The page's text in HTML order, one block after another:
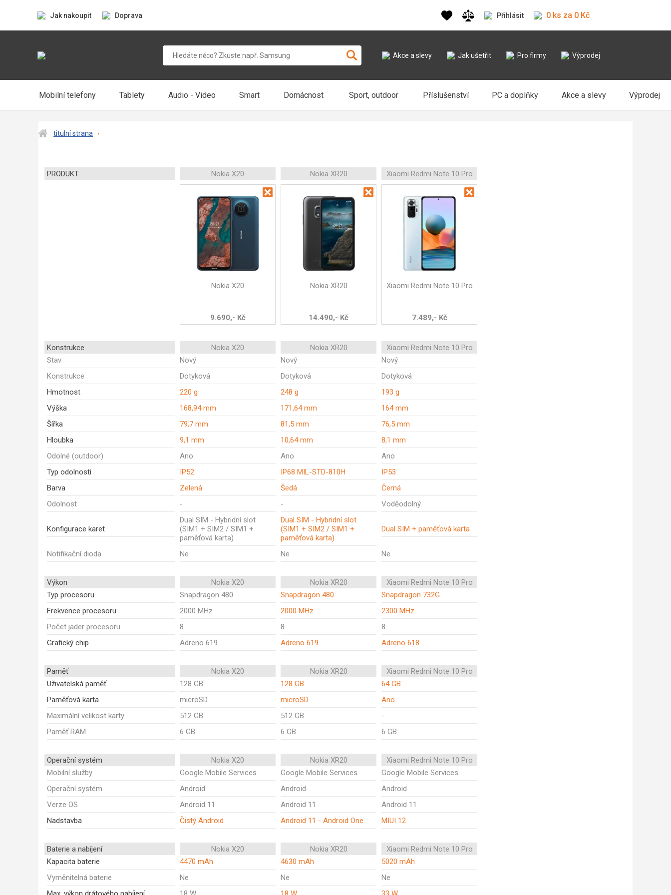
Jak nakoupit Doprava Přihlásit 0 ks za 0 Kč
Akce a slevy Jak ušetřit Pro firmy Výprodej
Mobilní telefony Tablety Audio - Video Smart Domácnost Sport, outdoor Příslušenství PC a doplňky Akce a slevy Výprodej
titulní strana
PRODUKT Nokia X20 Nokia XR20 Xiaomi Redmi Note 10 Pro
Nokia X20
9.690,- Kč
Nokia XR20
14.490,- Kč
Xiaomi Redmi Note 10 Pro
7.489,- Kč
Konstrukce Nokia X20 Nokia XR20
Xiaomi Redmi Note 10 Pro
Stav
Nový Nový
Nový
Konstrukce
Dotyková Dotyková
Dotyková
Hmotnost
220 g 248 g
193 g
Výška
168,94 mm 171,64 mm
164 mm
Šířka
79,7 mm 81,5 mm
76,5 mm
Hloubka
9,1 mm 10,64 mm
8,1 mm
Odolné (outdoor)
Ano Ano
Ano
Typ odolnosti
IP52 IP68 MIL-STD-810H
IP53
Barva
Zelená Šedá
Černá
Odolnost
- - Voděodolný
Konfigurace karet
Dual SIM - Hybridní slot
(SIM1 + SIM2 / SIM1 +
paměťová karta)
Dual SIM - Hybridní slot
(SIM1 + SIM2 / SIM1 +
paměťová karta)
Dual SIM + paměťová karta
Notifikační dioda Ne Ne Ne
Výkon Nokia X20 Nokia XR20
Xiaomi Redmi Note 10 Pro
Typ procesoru
Snapdragon 480 Snapdragon 480
Snapdragon 732G
Frekvence procesoru
2000 MHz 2000 MHz
2300 MHz
Počet jader procesoru
8 8
8
Grafický chip
Adreno 619 Adreno 619 Adreno 618
Paměť Nokia X20 Nokia XR20
Xiaomi Redmi Note 10 Pro
Uživatelská paměť
128 GB 128 GB
64 GB
Paměťová karta
microSD microSD
Ano
Maximální velikost karty
512 GB 512 GB
-
Paměť RAM
6 GB 6 GB 6 GB
Operační systém Nokia X20 Nokia XR20
Xiaomi Redmi Note 10 Pro
Mobilní služby
Google Mobile Services Google Mobile Services
Google Mobile Services
Operační systém
Android Android
Android
Verze OS
Android 11 Android 11
Android 11
Nadstavba
Čistý Android Android 11 - Android One MIUI 12
Baterie a nabíjení Nokia X20 Nokia XR20
Xiaomi Redmi Note 10 Pro
Kapacita baterie
4470 mAh 4630 mAh
5020 mAh
Vyměnitelná baterie
Ne Ne
Ne